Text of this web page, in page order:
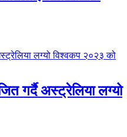
गर्दै अस्ट्रेलिया लग्यो